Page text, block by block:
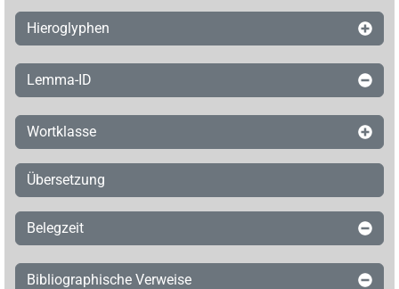
Hieroglyphen
Lemma-ID
Wortklasse
Übersetzung
Belegzeit
Bibliographische Verweise